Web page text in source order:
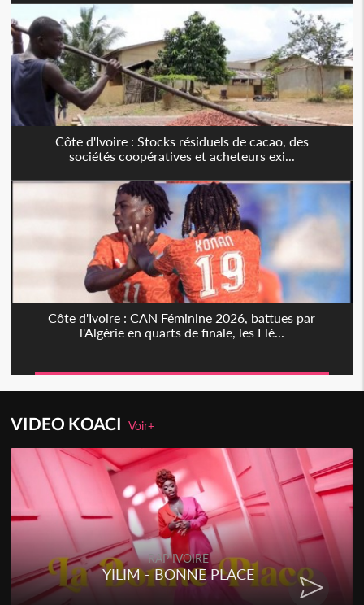
Côte d'Ivoire : Stocks résiduels de cacao, des
sociétés coopératives et acheteurs exi...
Côte d'Ivoire : CAN Féminine 2026, battues par
l'Algérie en quarts de finale, les Elé...
VIDEO KOACIVoir+
RAP IVOIRE
RENARD BARAKISSA - DOS DE
CHAT